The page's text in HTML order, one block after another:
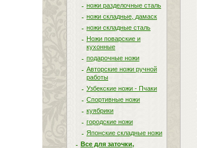
ножи разделочные сталь
ножи складные, дамаск
ножи складные сталь
Ножи поварские и
кухонные
подарочные ножи
Авторские ножи ручной
работы
Узбекские ножи - Пчаки
Спортивные ножи
куябрики
городские ножи
Японские складные ножи
Все для заточки,